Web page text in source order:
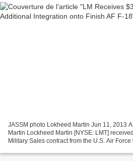
JASSM photo Lokheed Martin Jun 11, 2013
Martin Lockheed Martin [NYSE: LMT]
Military Sales contract from the U.S. Air